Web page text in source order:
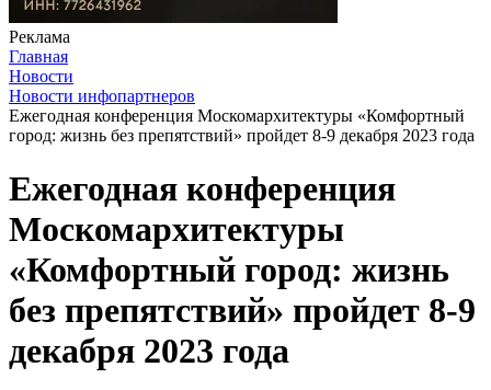
Реклама
Главная
Новости
Новости инфопартнеров
Ежегодная конференция Москомархитектуры «Комфортный
город: жизнь без препятствий» пройдет 8-9 декабря 2023 года
Ежегодная конференция
Москомархитектуры
«Комфортный город: жизнь
без препятствий» пройдет 8-9
декабря 2023 года